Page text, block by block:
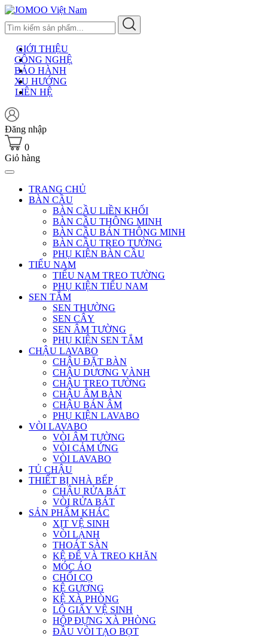
Skip
to
content
GIỚI THIỆU
CÔNG NGHỆ
BẢO HÀNH
XU HƯỚNG
LIÊN HỆ
Đăng nhập
0
Giỏ hàng
TRANG CHỦ
BÀN CẦU
BÀN CẦU LIỀN KHỐI
BÀN CẦU THÔNG MINH
BÀN CẦU BÁN THÔNG MINH
BÀN CẦU TREO TƯỜNG
PHỤ KIỆN BÀN CẦU
TIỂU NAM
TIỂU NAM TREO TƯỜNG
PHỤ KIỆN TIỂU NAM
SEN TẮM
SEN THƯỜNG
SEN CÂY
SEN ÂM TƯỜNG
PHỤ KIỆN SEN TẮM
CHẬU LAVABO
CHẬU ĐẶT BÀN
CHẬU DƯƠNG VÀNH
CHẬU TREO TƯỜNG
CHẬU ÂM BÀN
CHẬU BÁN ÂM
PHỤ KIỆN LAVABO
VÒI LAVABO
VÒI ÂM TƯỜNG
VÒI CẢM ỨNG
VÒI LAVABO
TỦ CHẬU
THIẾT BỊ NHÀ BẾP
CHẬU RỬA BÁT
VÒI RỬA BÁT
SẢN PHẨM KHÁC
XỊT VỆ SINH
VÒI LẠNH
THOÁT SÀN
KỆ ĐỂ VÀ TREO KHĂN
MÓC ÁO
CHỔI CỌ
KỆ GƯƠNG
KỆ XÀ PHÒNG
LÔ GIẤY VỆ SINH
HỘP ĐỰNG XÀ PHÒNG
ĐẦU VÒI TẠO BỌT